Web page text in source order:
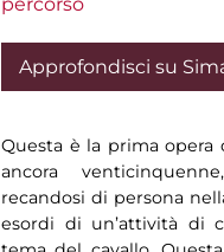
Approfondisci su
Questa è la prima
ancora
recandosi di persona
esordi di un’attività di